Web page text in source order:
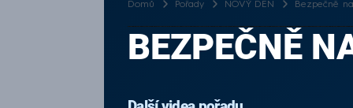
Domů Pořady NOVÝ DEN Bezpečně
BEZPEČNĚ